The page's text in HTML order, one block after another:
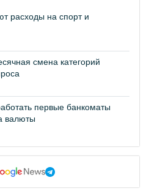
расходы на спорт и
смена категорий
первые банкоматы
валюты